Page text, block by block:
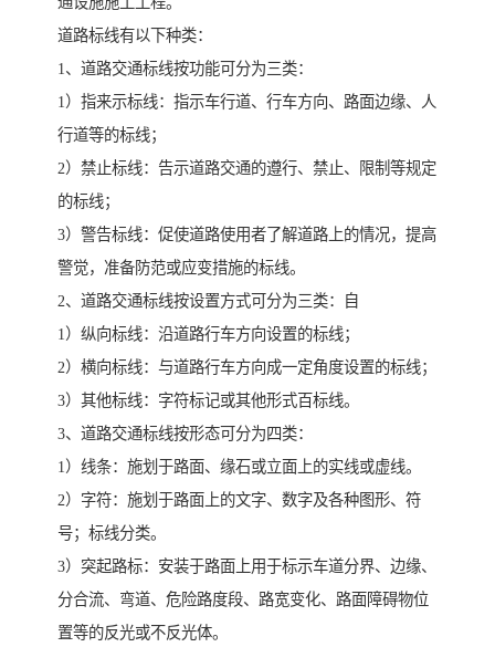
道路标线有以下种类：
1、道路交通标线按功能可分为三类：
1）指来示标线：指示车行道、行车方向、路面边缘、人
行道等的标线；
2）禁止标线：告示道路交通的遵行、禁止、限制等规定
的标线；
3）警告标线：促使道路使用者了解道路上的情况，提高
警觉，准备防范或应变措施的标线。
2、道路交通标线按设置方式可分为三类：自
1）纵向标线：沿道路行车方向设置的标线；
2）横向标线：与道路行车方向成一定角度设置的标线；
3）其他标线：字符标记或其他形式百标线。
3、道路交通标线按形态可分为四类：
1）线条：施划于路面、缘石或立面上的实线或虚线。
2）字符：施划于路面上的文字、数字及各种图形、符
号；标线分类。
3）突起路标：安装于路面上用于标示车道分界、边缘、
分合流、弯道、危险路度段、路宽变化、路面障碍物位
置等的反光或不反光体。